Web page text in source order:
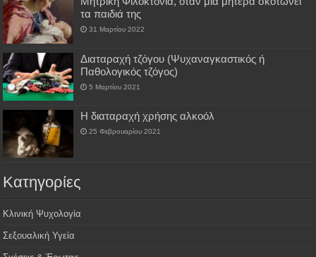
τα παιδιά της
31 Μαρτίου 2022
Διαταραχή τζόγου (Ψυχαναγκαστικός ή
Παθολογικός τζόγος)
5 Μαρτίου 2021
H διαταραχή χρήσης αλκοόλ
25 Φεβρουαρίου 2021
Kατηγορίες
Κλινική Ψυχολογία
Σεξουαλική Υγεία